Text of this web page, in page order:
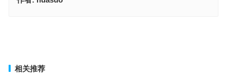
相关推荐